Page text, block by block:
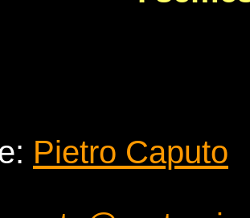
Pietro Caputo